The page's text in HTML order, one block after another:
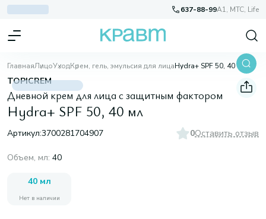
637-88-99A1, МТС, Life
ГлавнаяЛицоУходКрем, гель, эмульсия для лицаHydra+ SPF 50, 40 мл
TOPICREM
Дневной крем для лица с защитным фактором
Hydra+ SPF 50, 40 мл
Артикул:3700281704907 0Оставить отзыв
Объем, мл: 40
40 мл
Нет в наличии